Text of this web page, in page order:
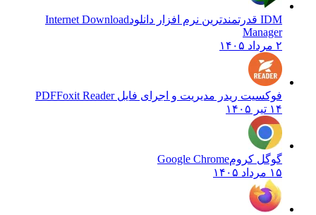
Internet Download
Manager
فوکسیت ریدر مدیریت و اجرای فایل PDFFoxit Reader
گوگل کروم Google Chrome